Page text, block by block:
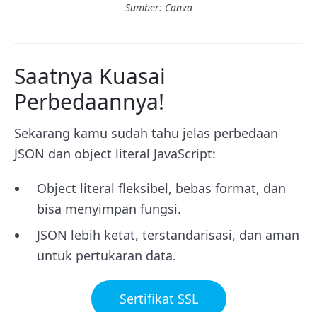
Sumber: Canva
Saatnya Kuasai
Perbedaannya!
Sekarang kamu sudah tahu jelas perbedaan
JSON dan object literal JavaScript:
Object literal fleksibel, bebas format, dan
bisa menyimpan fungsi.
JSON lebih ketat, terstandarisasi, dan aman
untuk pertukaran data.
Sertifikat SSL